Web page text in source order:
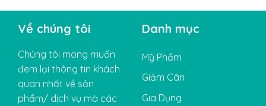
Về chúng tôi
Chúng tôi mong muốn
đem lại thông tin khách
quan nhất về sản
phẩm/ dịch vụ mà các
Danh mục
Mỹ Phẩm
Giảm Cân
Gia Dụng